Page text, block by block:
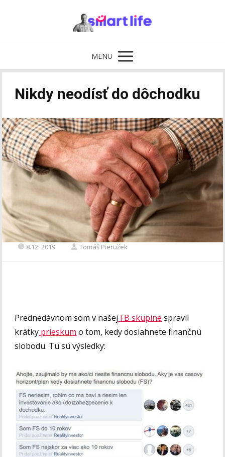
MENU
Nikdy neodísť do dôchodku
8.12. 2019 Tomáš Pieružek
Prednedávnom som v našej FB skupine spravil
krátky prieskum o tom, kedy dosiahnete finančnú
slobodu. Tu sú výsledky: